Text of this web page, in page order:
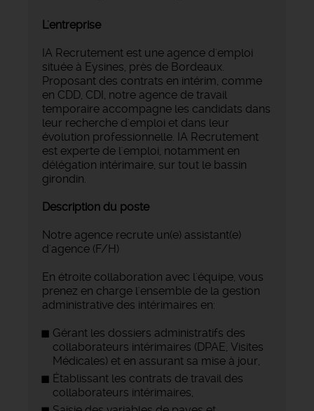
L'entreprise
IA Recrutement est une agence d'emploi
située à Eysines, près de Bordeaux.
Proposant des contrats en intérim, comme
en CDD, CDI, notre agence de travail
temporaire accompagne les candidats dans
leur recherche d'emploi et dans leur
évolution professionnelle. IA Recrutement
est experte de l'emploi, notamment en
délégation intérimaire, sur tout le bassin
girondin.
Description du poste
Notre agence recrute un(e) assistant(e)
d'agence (F/H)
En étroite collaboration avec l'équipe, vous
prenez en charge l'ensemble de la gestion
administrative des intérimaires en:
Gérant les dossiers administratifs des
collaborateurs intérimaires (DPAE, Visites
Médicales) et en assurant sa mise à jour,
Établissant les contrats de travail des
collaborateurs intérimaires,